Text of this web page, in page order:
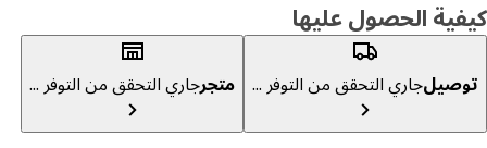
الحصول عليها
جاري التحقق من التوفر ... متجرجاري التحقق من التوفر ...